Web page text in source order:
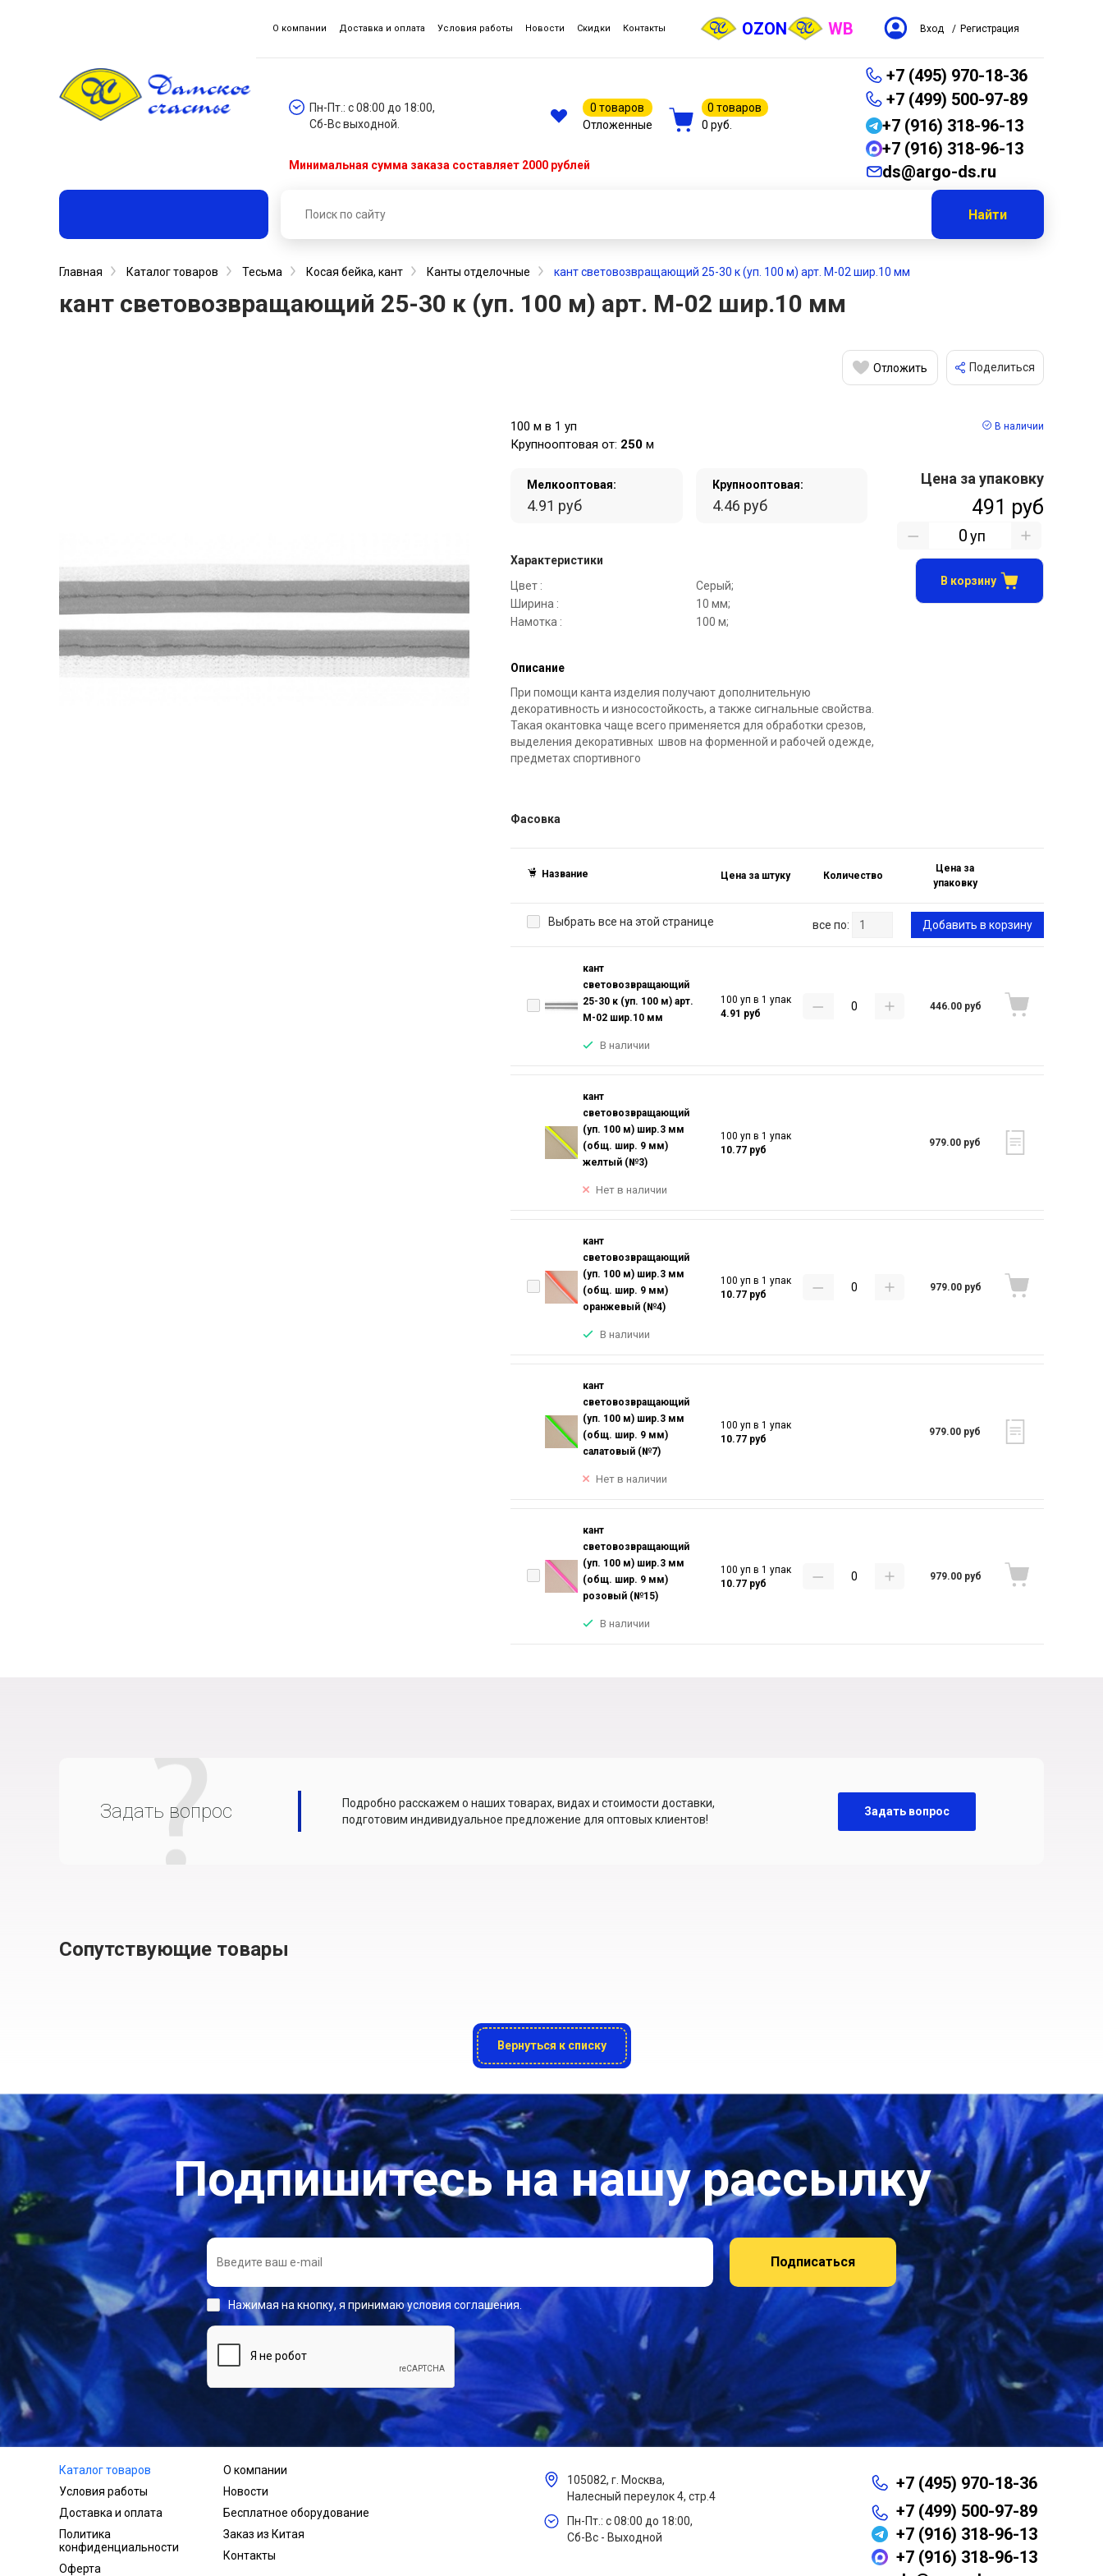
О компании Доставка и оплата Условия работы Новости Скидки Контакты OZON WB Вход / Регистрация
Пн-Пт.: с 08:00 до 18:00,
Сб-Вс выходной.
0 товаров
Отложенные
0 товаров
0 руб.
+7 (495) 970-18-36
+7 (499) 500-97-89
+7 (916) 318-96-13
+7 (916) 318-96-13
ds@argo-ds.ru
Минимальная сумма заказа составляет 2000 рублей
Найти
Главная Каталог товаров Тесьма Косая бейка, кант Канты отделочные кант световозвращающий 25-30 к (уп. 100 м) арт. М-02 шир.10 мм
кант световозвращающий 25-30 к (уп. 100 м) арт. М-02 шир.10 мм
Отложить Поделиться
100 м в 1 уп
Крупнооптовая от: 250 м
В наличии
Мелкооптовая:
4.91 руб
Крупнооптовая:
4.46 руб
Характеристики
Цвет :
Серый;
Ширина :
10 мм;
Намотка :
100 м;
Описание
При помощи канта изделия получают дополнительную
декоративность и износостойкость, а также сигнальные свойства.
Такая окантовка чаще всего применяется для обработки срезов,
выделения декоративных швов на форменной и рабочей одежде,
предметах спортивного
Цена за упаковку
491 руб
уп
В корзину
Фасовка
Название Цена за штуку Количество
Цена за
упаковку
Выбрать все на этой странице все по: Добавить в корзину
кант
световозвращающий
25-30 к (уп. 100 м) арт.
М-02 шир.10 мм
В наличии
100 уп в 1 упак
4.91 руб
446.00 руб
кант
световозвращающий
(уп. 100 м) шир.3 мм
(общ. шир. 9 мм)
желтый (№3)
Нет в наличии
100 уп в 1 упак
10.77 руб
979.00 руб
кант
световозвращающий
(уп. 100 м) шир.3 мм
(общ. шир. 9 мм)
оранжевый (№4)
В наличии
100 уп в 1 упак
10.77 руб
979.00 руб
кант
световозвращающий
(уп. 100 м) шир.3 мм
(общ. шир. 9 мм)
салатовый (№7)
Нет в наличии
100 уп в 1 упак
10.77 руб
979.00 руб
кант
световозвращающий
(уп. 100 м) шир.3 мм
(общ. шир. 9 мм)
розовый (№15)
В наличии
100 уп в 1 упак
10.77 руб
979.00 руб
Задать вопрос
Подробно расскажем о наших товарах, видах и стоимости доставки,
подготовим индивидуальное предложение для оптовых клиентов!
Задать вопрос
Сопутствующие товары
Вернуться к списку
Подпишитесь на нашу рассылку
Подписаться
Нажимая на кнопку, я принимаю условия соглашения.
Каталог товаров
Условия работы
Доставка и оплата
Политика
конфиденциальности
Оферта
О компании
Новости
Бесплатное оборудование
Заказ из Китая
Контакты
105082, г. Москва,
Налесный переулок 4, стр.4
Пн-Пт.: с 08:00 до 18:00,
Сб-Вс - Выходной
+7 (495) 970-18-36
+7 (499) 500-97-89
+7 (916) 318-96-13
+7 (916) 318-96-13